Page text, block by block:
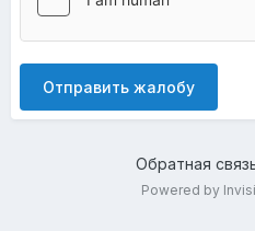
Отправить жалобу
Обратная
Powered by